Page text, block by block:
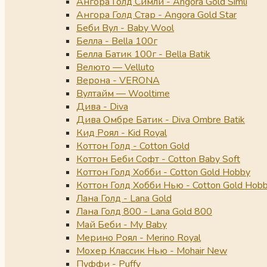
Ангора Голд Стар - Angora Gold Star
Беби Вул - Baby Wool
Белла - Bella 100г
Белла Батик 100г - Bella Batik
Велюто — Velluto
Верона - VERONA
Вултайм — Wooltime
Дива - Diva
Дива Омбре Батик - Diva Ombre Batik
Кид Роял - Kid Royal
Коттон Голд - Cotton Gold
Коттон Беби Софт - Cotton Baby Soft
Коттон Голд Хобби - Cotton Gold Hobby
Коттон Голд Хобби Нью - Cotton Gold
Лана Голд - Lana Gold
Лана Голд 800 - Lana Gold 800
Май Беби - My Baby
Мерино Роял - Merino Royal
Мохер Классик Нью - Mohair New
Пуффи - Puffy